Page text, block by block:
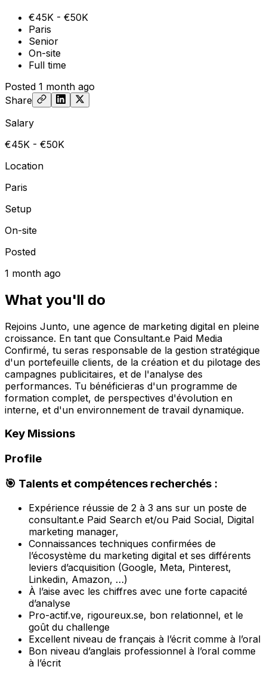
€45K - €50K
Paris
Senior
On-site
Full time
Posted 1 month ago
Share
Salary
€45K - €50K
Location
Paris
Setup
On-site
Posted
1 month ago
What you'll do
Rejoins Junto, une agence de marketing digital en pleine
croissance. En tant que Consultant.e Paid Media
Confirmé, tu seras responsable de la gestion stratégique
d'un portefeuille clients, de la création et du pilotage des
campagnes publicitaires, et de l'analyse des
performances. Tu bénéficieras d'un programme de
formation complet, de perspectives d'évolution en
interne, et d'un environnement de travail dynamique.
Key Missions
Profile
🎯 Talents et compétences recherchés :
Expérience réussie de 2 à 3 ans sur un poste de
consultant.e Paid Search et/ou Paid Social, Digital
marketing manager,
Connaissances techniques confirmées de
l’écosystème du marketing digital et ses différents
leviers d’acquisition (Google, Meta, Pinterest,
Linkedin, Amazon, …)
À l’aise avec les chiffres avec une forte capacité
d’analyse
Pro-actif.ve, rigoureux.se, bon relationnel, et le
goût du challenge
Excellent niveau de français à l’écrit comme à l’oral
Bon niveau d’anglais professionnel à l’oral comme
à l’écrit